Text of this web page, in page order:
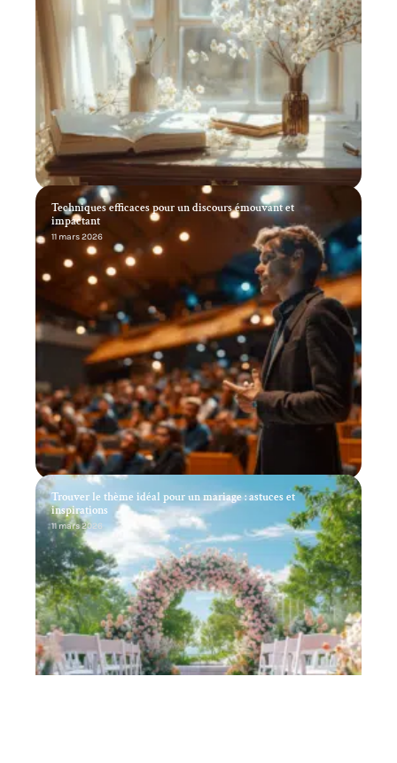
Techniques efficaces pour un discours émouvant et
impactant
11 mars 2026
Trouver le thème idéal pour un mariage : astuces et
inspirations
11 mars 2026